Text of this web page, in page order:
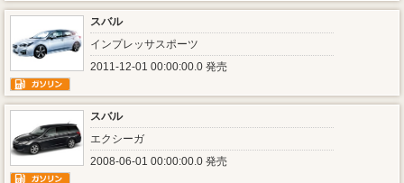
スバル
インプレッサスポーツ
2011-12-01 00:00:00.0 発売
スバル
エクシーガ
2008-06-01 00:00:00.0 発売